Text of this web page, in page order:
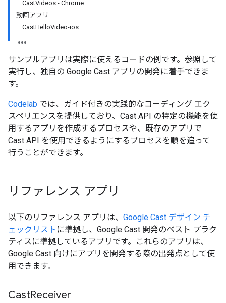
CastVideos - Chrome
動画アプリ
CastHelloVideo-ios
サンプルアプリは実際に使えるコードの例です。参照して
実行し、独自の Google Cast アプリの開発に着手できま
す。
Codelab では、ガイド付きの実践的なコーディング エク
スペリエンスを提供しており、Cast API の特定の機能を使
用するアプリを作成するプロセスや、既存のアプリで
Cast API を使用できるようにするプロセスを順を追って
行うことができます。
リファレンス アプリ
以下のリファレンス アプリは、 Google Cast デザイン チ
ェックリスト に準拠し、Google Cast 開発のベスト プラク
ティスに準拠しているアプリです。これらのアプリは、
Google Cast 向けにアプリを開発する際の出発点として使
用できます。
CastReceiver